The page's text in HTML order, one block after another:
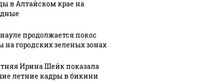
в Алтайском крае на
продолжается покос
на городских зеленых зонах
Ирина Шейк показала
летние кадры в бикини